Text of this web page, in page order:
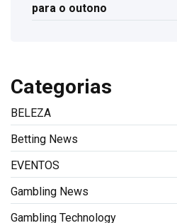
para o outono
Categorias
BELEZA
Betting News
EVENTOS
Gambling News
Gambling Technology